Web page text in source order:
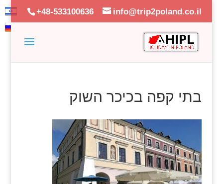
+48-533100636 info@trip2poland.co.il
בתי קפה בכיכר השוק